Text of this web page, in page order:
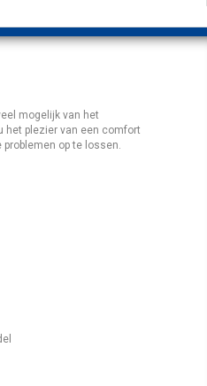
mogelijk van het
het plezier van een comfort
op te lossen.